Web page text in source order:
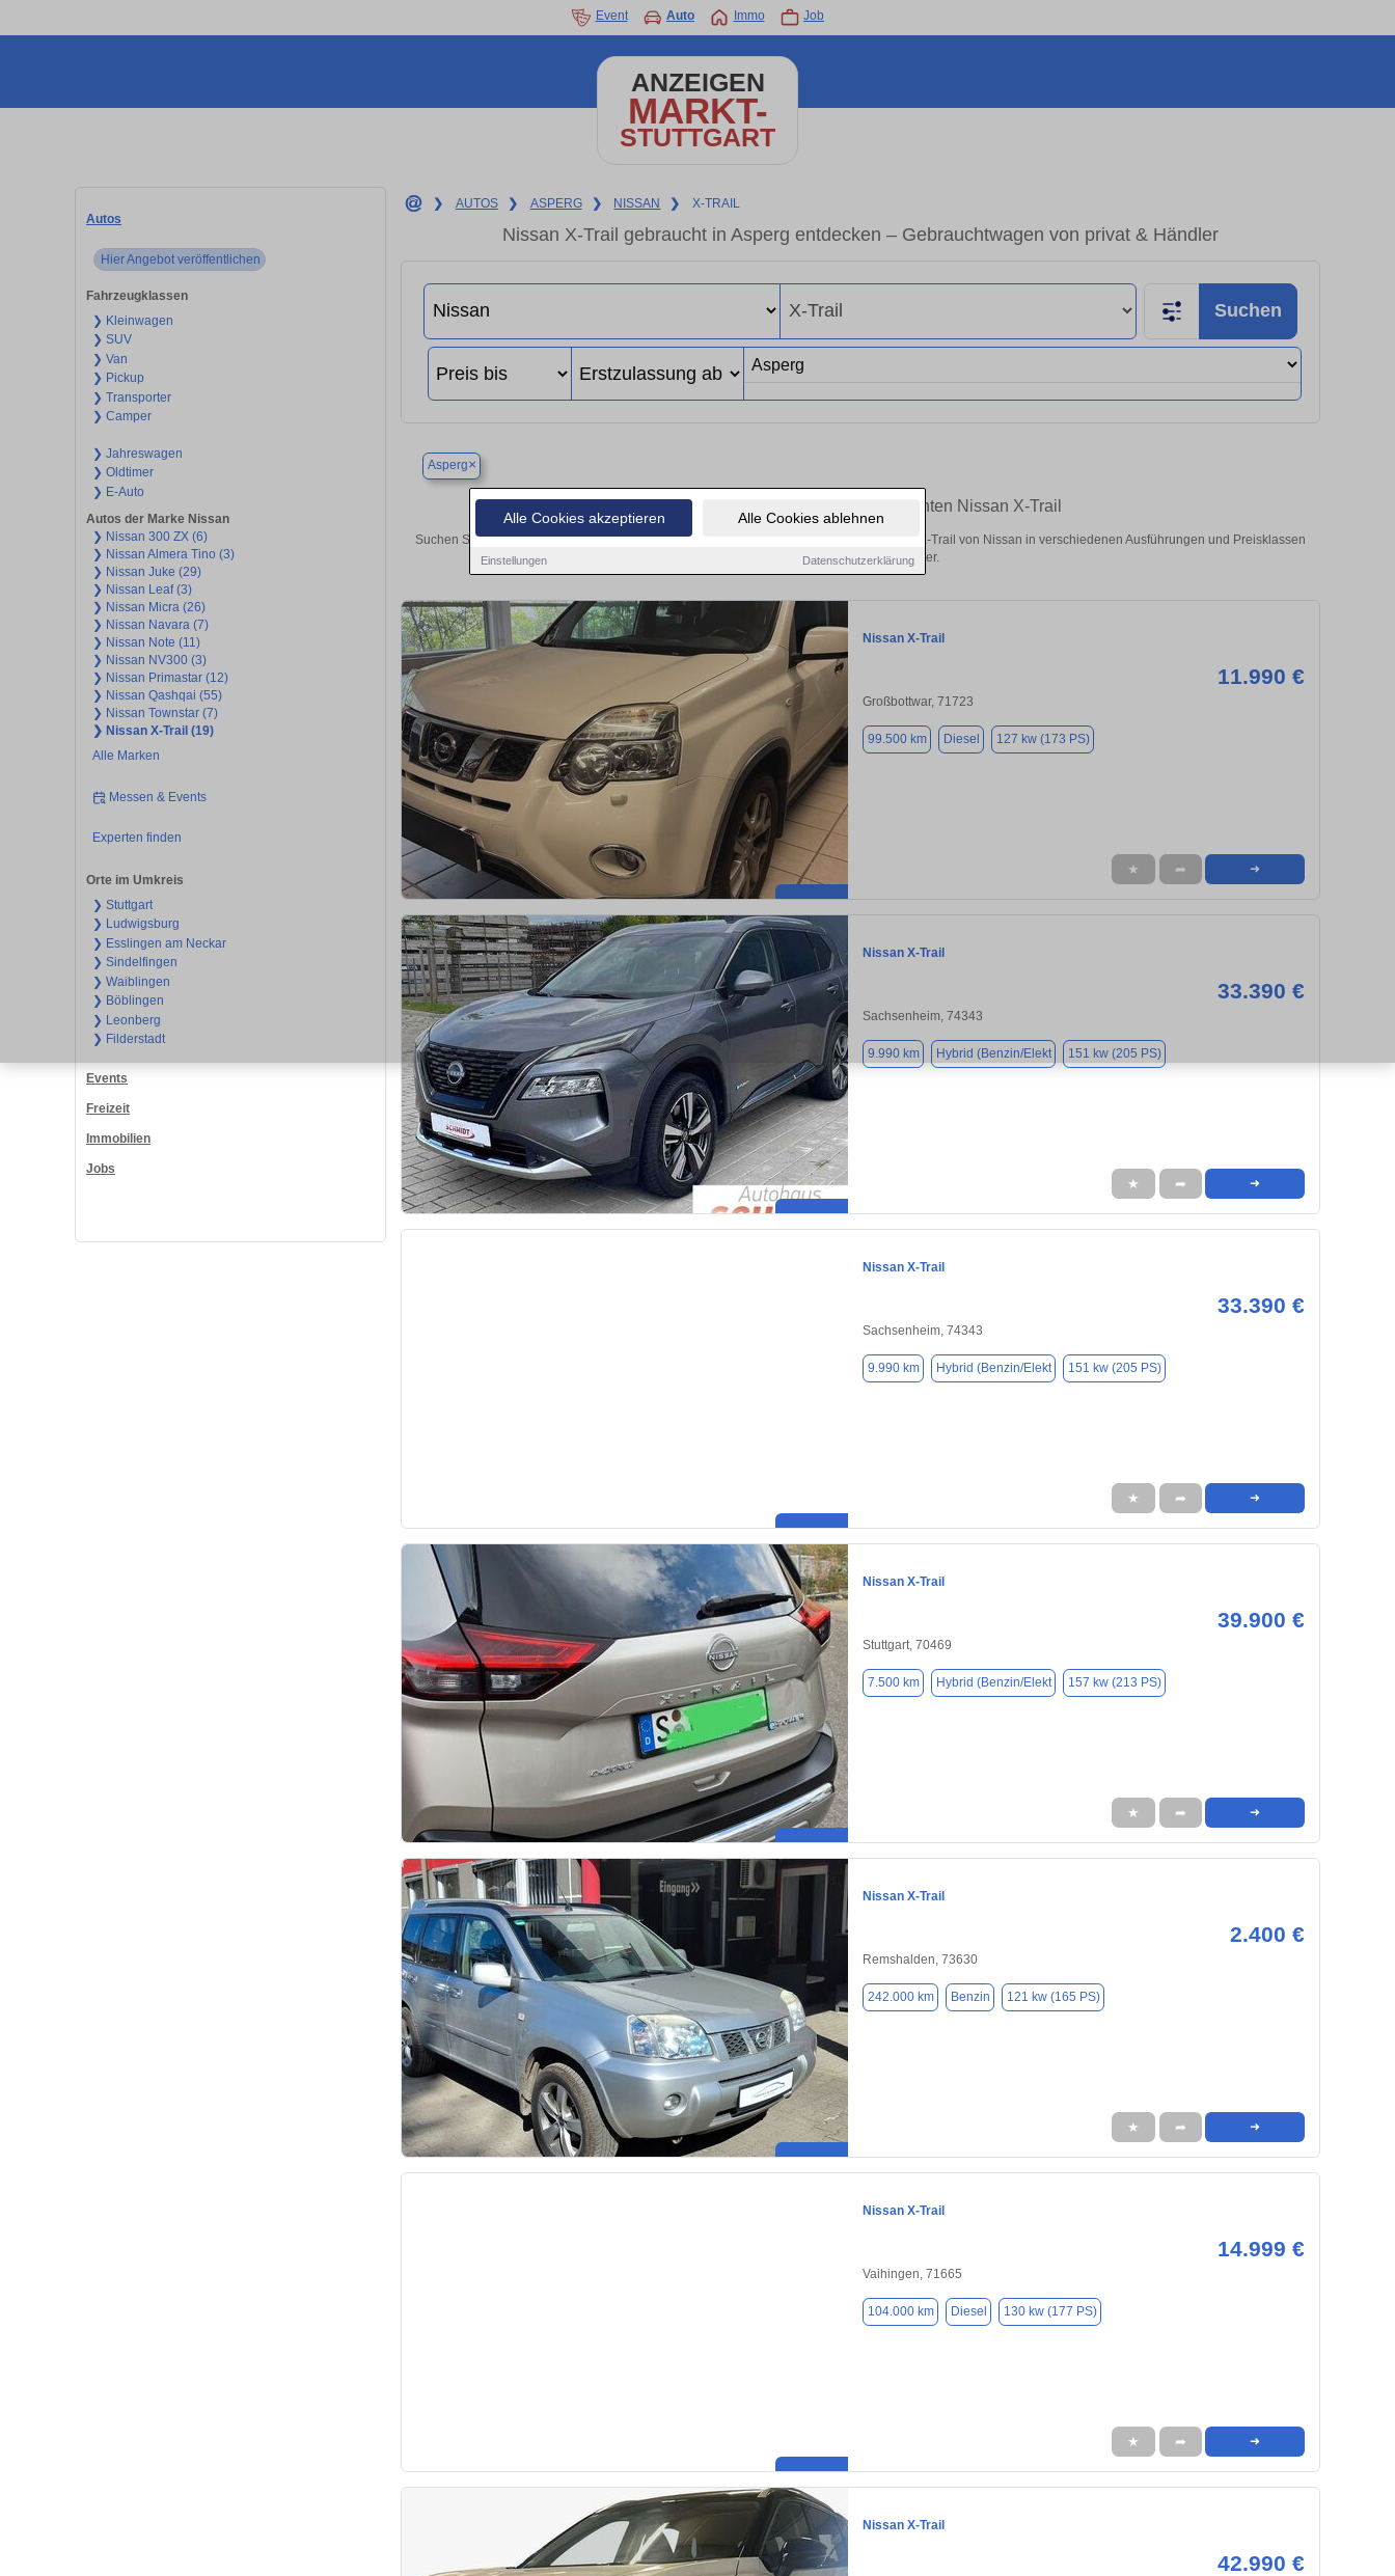
Alle Cookies akzeptieren Alle Cookies ablehnen
Einstellungen Datenschutzerklärung
Event Auto Immo Job
ANZEIGEN
MARKT-
STUTTGART
Autos
Hier Angebot veröffentlichen
Fahrzeugklassen
❯ Kleinwagen
❯ SUV
❯ Van
❯ Pickup
❯ Transporter
❯ Camper
❯ Jahreswagen
❯ Oldtimer
❯ E-Auto
Autos der Marke Nissan
❯ Nissan 300 ZX (6)
❯ Nissan Almera Tino (3)
❯ Nissan Juke (29)
❯ Nissan Leaf (3)
❯ Nissan Micra (26)
❯ Nissan Navara (7)
❯ Nissan Note (11)
❯ Nissan NV300 (3)
❯ Nissan Primastar (12)
❯ Nissan Qashqai (55)
❯ Nissan Townstar (7)
❯ Nissan X-Trail (19)
Alle Marken
Messen & Events
Experten finden
Orte im Umkreis
❯ Stuttgart
❯ Ludwigsburg
❯ Esslingen am Neckar
❯ Sindelfingen
❯ Waiblingen
❯ Böblingen
❯ Leonberg
❯ Filderstadt
Events
Freizeit
Immobilien
Jobs
❯ AUTOS ❯ ASPERG ❯ NISSAN ❯ X-TRAIL
Nissan X-Trail gebraucht in Asperg entdecken – Gebrauchtwagen von privat & Händler
Suchen
Asperg×
Finden Sie in Asperg Ihren gebrauchten Nissan X-Trail
Suchen Sie in Asperg einen Nissan X-Trail Gebrauchtwagen? Entdecken Sie gebrauchte X-Trail von Nissan in verschiedenen Ausführungen und Preisklassen
von privat und vom Händler.
Nissan X-Trail
11.990 €
Großbottwar, 71723
99.500 km Diesel 127 kw (173 PS)
★ ➦ ➜
Nissan X-Trail
33.390 €
Sachsenheim, 74343
9.990 km Hybrid (Benzin/Elekt 151 kw (205 PS)
★ ➦ ➜
Nissan X-Trail
33.390 €
Sachsenheim, 74343
9.990 km Hybrid (Benzin/Elekt 151 kw (205 PS)
★ ➦ ➜
Nissan X-Trail
39.900 €
Stuttgart, 70469
7.500 km Hybrid (Benzin/Elekt 157 kw (213 PS)
★ ➦ ➜
Nissan X-Trail
2.400 €
Remshalden, 73630
242.000 km Benzin 121 kw (165 PS)
★ ➦ ➜
Nissan X-Trail
14.999 €
Vaihingen, 71665
104.000 km Diesel 130 kw (177 PS)
★ ➦ ➜
Nissan X-Trail
42.990 €